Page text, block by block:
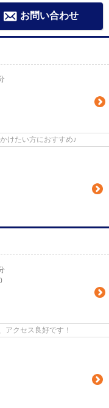
お問い合わせ
けたい方におすすめ♪
アクセス良好です！